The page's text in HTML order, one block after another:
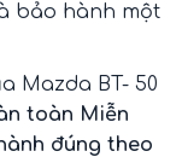
bảo hành một
Mazda BT- 50
toàn Miễn
đúng theo